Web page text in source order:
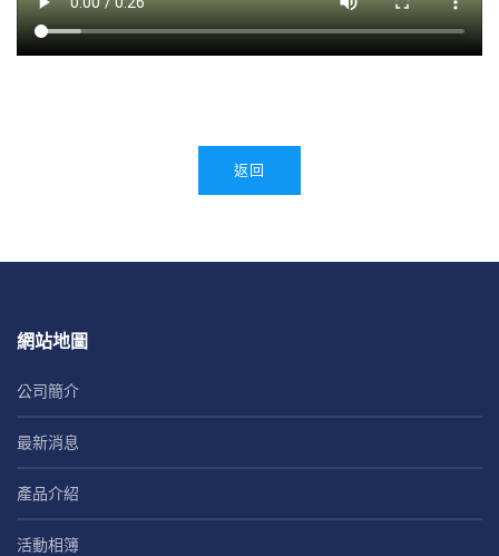
返回
網站地圖
公司簡介
最新消息
產品介紹
活動相簿